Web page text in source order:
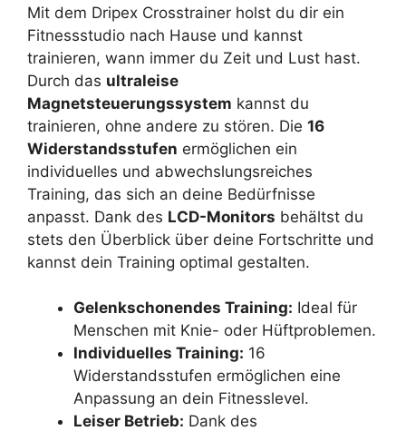
Mit dem Dripex Crosstrainer holst du dir ein
Fitnessstudio nach Hause und kannst
trainieren, wann immer du Zeit und Lust hast.
Durch das ultraleise
Magnetsteuerungssystem kannst du
trainieren, ohne andere zu stören. Die 16
Widerstandsstufen ermöglichen ein
individuelles und abwechslungsreiches
Training, das sich an deine Bedürfnisse
anpasst. Dank des LCD-Monitors behältst du
stets den Überblick über deine Fortschritte und
kannst dein Training optimal gestalten.
Gelenkschonendes Training: Ideal für
Menschen mit Knie- oder Hüftproblemen.
Individuelles Training: 16
Widerstandsstufen ermöglichen eine
Anpassung an dein Fitnesslevel.
Leiser Betrieb: Dank des